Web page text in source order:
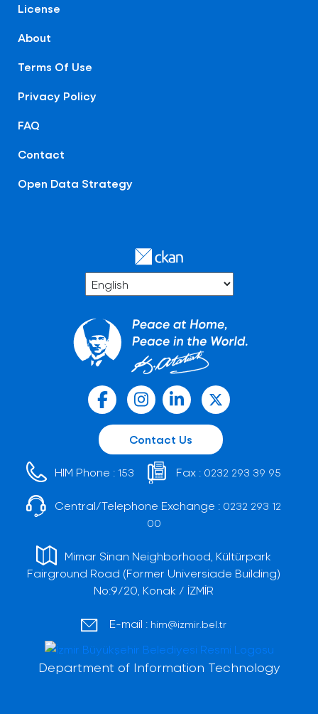
License
About
Terms Of Use
Privacy Policy
FAQ
Contact
Open Data Strategy
Contact Us
HIM Phone : 153 Fax : 0232 293 39 95
Central/Telephone Exchange : 0232 293 12
00
Mimar Sinan Neighborhood, Kültürpark
Fairground Road (Former Universiade Building)
No:9/20, Konak / İZMİR
E-mail : him@izmir.bel.tr
Department of Information Technology